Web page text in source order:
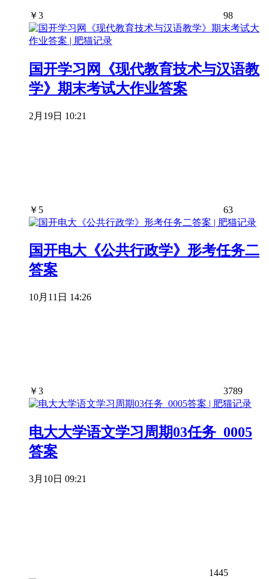
￥3 98
国开学习网《现代教育技术与汉语教
学》期末考试大作业答案
2月19日 10:21
￥ 5 63
国开电大《公共行政学》形考任务二
答案
10月11日 14:26
￥3 3789
电大大学语文学习周期03任务_0005
答案
3月10日 09:21
1445